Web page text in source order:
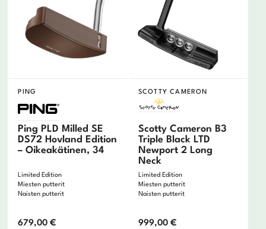
PING
Ping PLD Milled SE
DS72 Hovland Edition
– Oikeakätinen, 34
Limited Edition
Miesten putterit
Naisten putterit
679,00€
SCOTTY CAMERON
Scotty Cameron B3
Triple Black LTD
Newport 2 Long
Neck
Limited Edition
Miesten putterit
Naisten putterit
999,00 €